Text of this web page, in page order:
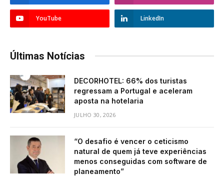
YouTube LinkedIn
Últimas Notícias
DECORHOTEL: 66% dos turistas
regressam a Portugal e aceleram
aposta na hotelaria
JULHO 30, 2026
“O desafio é vencer o ceticismo
natural de quem já teve experiências
menos conseguidas com software de
planeamento”